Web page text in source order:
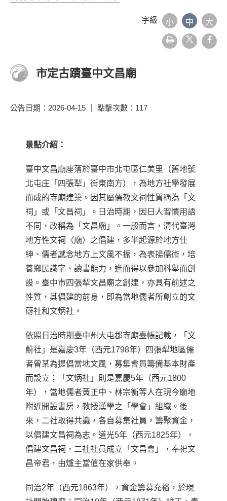
字級 小 中 大
友
善
市定古蹟臺中文昌廟
公告日期：2026-04-15 ｜ 點擊次數：117
景點介紹：
臺中文昌廟座落於臺中市北屯區仁美里（舊地號
北屯庄「四張犁」街東南方），為地方社學發展
而成的寺廟建築。因其屬儒教文祠性質稱為「文
祠」或「文昌祠」。日治時期，因日人習慣用語
不同，改稱為「文昌廟」。一般而言，清代臺灣
地方性文祠（廟）之倡建，多半起源於地方仕
紳、儒者感念地方上文風不振，為表揚儒術，培
養鄉民識字、讀書能力，進而得以參加科舉而創
設。臺中市四張犁文昌廟之創建，亦具有前述之
性質，其倡建的前身，即為當地儒者所創立的文
蔚社和文炳社。
依照日治時期臺中州大屯郡寺廟臺帳記載，「文
蔚社」是嘉慶3年（西元1798年）四張犁地區儒
者曾某為提倡當地文風，募集會員籌備基本財產
而設立；「文炳社」則是嘉慶5年（西元1800
年），當地儒者黃正中、林宗衡等人在現今廟地
附近開設書房，教授漢學之「學會」組織。後
來，二社取得共識，各自募集社員，籌聚資金，
以倡建文昌祠為志。道光5年（西元1825年），
倡建文昌祠，二社社員成立「文昌會」，奉祀文
昌帝君，由爐主當值在家供奉。
同治2年（西元1863年），資金籌募充裕，於現